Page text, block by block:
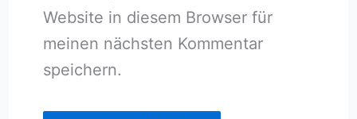
Website in diesem Browser für
meinen nächsten Kommentar
speichern.